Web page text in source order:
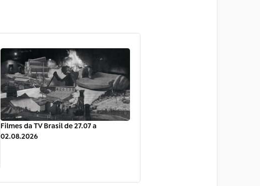
Filmes da TV Brasil de 27.07 a
02.08.2026